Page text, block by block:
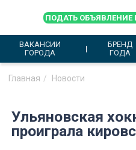
ПОДАТЬ ОБЪЯВЛЕНИЕ
ВАКАНСИИ
ГОРОДА
БРЕНД
ГОДА
Главная Новости
Ульяновская
проиграла